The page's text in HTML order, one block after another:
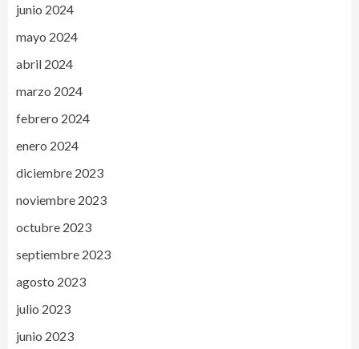
junio 2024
mayo 2024
abril 2024
marzo 2024
febrero 2024
enero 2024
diciembre 2023
noviembre 2023
octubre 2023
septiembre 2023
agosto 2023
julio 2023
junio 2023